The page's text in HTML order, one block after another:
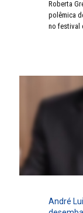
Roberta
polêmica
no festival
André